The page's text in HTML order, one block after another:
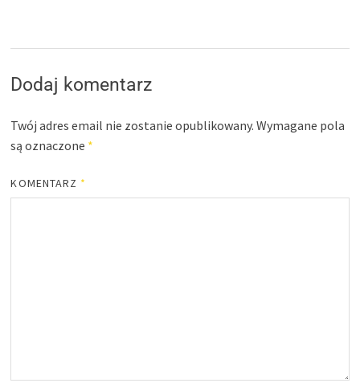
Dodaj komentarz
Twój adres email nie zostanie opublikowany. Wymagane pola
są oznaczone *
KOMENTARZ *